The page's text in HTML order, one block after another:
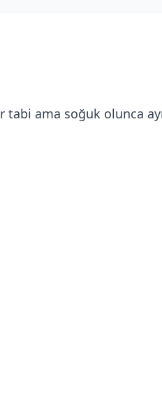
tabi ama soğuk olunca